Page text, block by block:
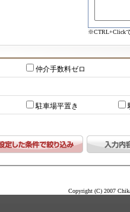
※CTRL+Click
仲介手数料ゼロ
駐車場平置き
Copyright (C) 2007